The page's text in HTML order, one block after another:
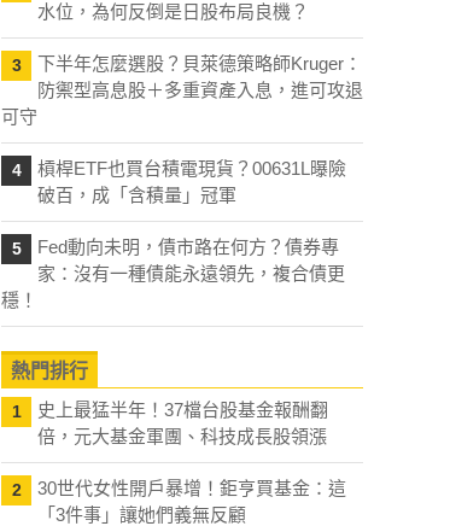
水位，為何反倒是日股布局良機？
3
下半年怎麼選股？貝萊德策略師Kruger：
防禦型高息股＋多重資產入息，進可攻退
可守
4
槓桿ETF也買台積電現貨？00631L曝險
破百，成「含積量」冠軍
5
Fed動向未明，債市路在何方？債券專
家：沒有一種債能永遠領先，複合債更
穩！
熱門排行
1
史上最猛半年！37檔台股基金報酬翻
倍，元大基金軍團、科技成長股領漲
2
30世代女性開戶暴增！鉅亨買基金：這
「3件事」讓她們義無反顧